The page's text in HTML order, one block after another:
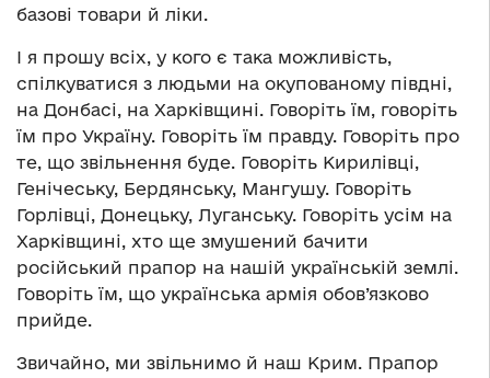
базові товари й ліки.
І я прошу всіх, у кого є така можливість,
спілкуватися з людьми на окупованому півдні,
на Донбасі, на Харківщині. Говоріть їм, говоріть
їм про Україну. Говоріть їм правду. Говоріть про
те, що звільнення буде. Говоріть Кирилівці,
Генічеську, Бердянську, Мангушу. Говоріть
Горлівці, Донецьку, Луганську. Говоріть усім на
Харківщині, хто ще змушений бачити
російський прапор на нашій українській землі.
Говоріть їм, що українська армія обов’язково
прийде.
Звичайно, ми звільнимо й наш Крим. Прапор